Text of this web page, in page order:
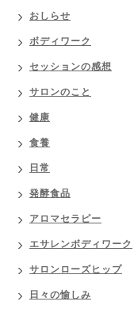
おしらせ
ボディワーク
セッションの感想
サロンのこと
健康
食養
日常
発酵食品
アロマセラピー
エサレンボディワーク
サロンローズヒップ
日々の愉しみ